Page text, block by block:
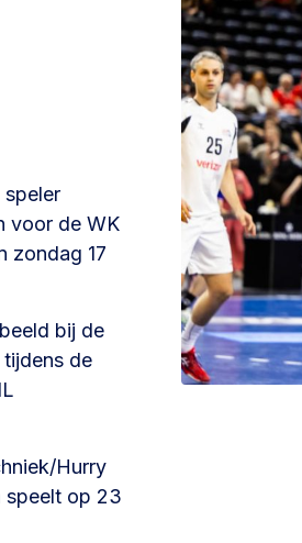
voor de WK
zondag 17
bij de
de
Hurry
speelt op 23